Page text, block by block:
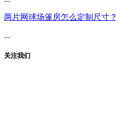
两片网球场篷房怎么定制尺寸？
...
关注我们